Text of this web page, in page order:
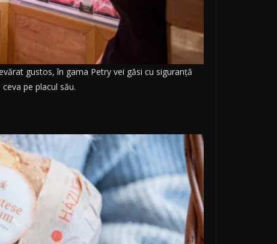
gustos, în gama Petry vei găsi cu siguranță
pe placul său.